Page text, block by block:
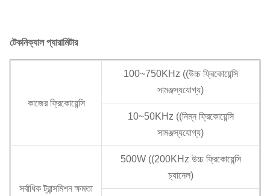
টেকনিক্যাল প্যারামিটার
কাজের ফ্রিকোয়েন্সি
100~750KHz ((উচ্চ ফ্রিকোয়েন্সি
সামঞ্জস্যযোগ্য)
10~50KHz ((নিম্ন ফ্রিকোয়েন্সি
সামঞ্জস্যযোগ্য)
সর্বাধিক ট্রান্সমিশন ক্ষমতা
500W ((200KHz উচ্চ ফ্রিকোয়েন্সি
চ্যানেল)